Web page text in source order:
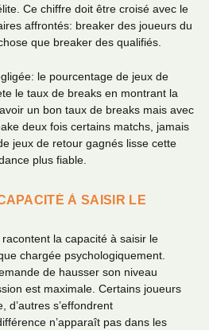
Ce chiffre doit être croisé avec le
affrontés: breaker des joueurs du
que breaker des qualifiés.
le pourcentage de jeux de
le taux de breaks en montrant la
un bon taux de breaks mais avec
deux fois certains matchs, jamais
jeux de retour gagnés lisse cette
plus fiable.
À SAISIR LE
la capacité à saisir le
chargée psychologiquement.
de hausser son niveau
est maximale. Certains joueurs
d’autres s’effondrent
n’apparaît pas dans les